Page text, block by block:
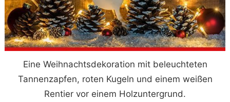
Eine Weihnachtsdekoration mit beleuchteten
Tannenzapfen, roten Kugeln und einem weißen
Rentier vor einem Holzuntergrund.